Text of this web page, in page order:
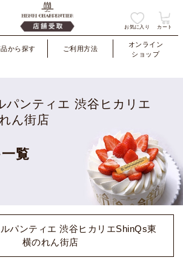
お気に入り カート
から探す ご利用方法
オンライン
ショップ
パンティエ 渋谷ヒカリエ
ん街店
覧
パンティエ 渋谷ヒカリエShinQs東
横のれん街店